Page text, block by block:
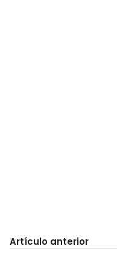
Artículo anterior